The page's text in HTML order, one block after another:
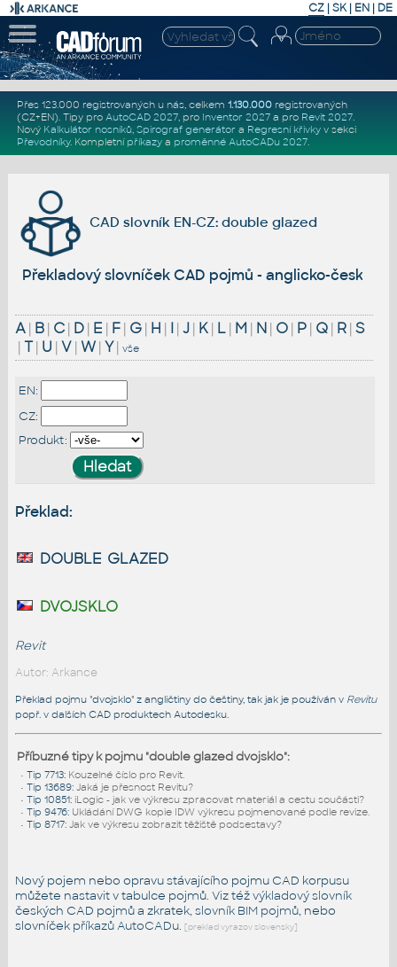
CZ | SK| EN | DE
Přes 123.000 registrovaných u nás, celkem 1.130.000registrovaných
(CZ+EN). Tipy pro AutoCAD 2027, pro Inventor 2027a pro Revit 2027.
Nový Kalkulátor nosníků, Spirograf generátor a Regresní křivkyv sekci
Převodníky. Kompletní příkazya proměnné AutoCADu 2027.
CAD slovník EN-CZ: double glazed
Překladový slovníček CAD pojmů - anglicko-český
A| B| C| D| E | F| G| H | I| J| K| L| M| N| O| P| Q| R| S
| T| U | V| W| Y| vše
EN:
CZ:
Produkt:
Překlad:
double glazed
dvojsklo
Revit
Autor: Arkance
Překlad pojmu "dvojsklo" z angličtiny do češtiny, tak jak je používán v Revitu
popř. v dalších CAD produktech Autodesku.
Příbuzné tipy k pojmu "double glazed dvojsklo":
• Tip 7713: Kouzelné číslo pro Revit.
• Tip 13689: Jaká je přesnost Revitu?
• Tip 10851: iLogic - jak ve výkresu zpracovat materiál a cestu součásti?
• Tip 9476: Ukládání DWG kopie IDW výkresu pojmenované podle revize.
• Tip 8717: Jak ve výkresu zobrazit těžiště podsestavy?
Nový pojem nebo opravu stávajícího pojmu CAD korpusu
můžete nastavit v tabulce pojmů. Viz téžvýkladový slovník
českých CAD pojmů a zkratek,slovník BIM pojmů, nebo
slovníček příkazů AutoCADu. [preklad vyrazov slovensky]